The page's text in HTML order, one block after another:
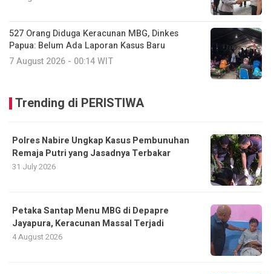
527 Orang Diduga Keracunan MBG, Dinkes
Papua: Belum Ada Laporan Kasus Baru
7 August 2026 - 00:14 WIT
Trending di PERISTIWA
Polres Nabire Ungkap Kasus Pembunuhan
Remaja Putri yang Jasadnya Terbakar
31 July 2026
Petaka Santap Menu MBG di Depapre
Jayapura, Keracunan Massal Terjadi
4 August 2026